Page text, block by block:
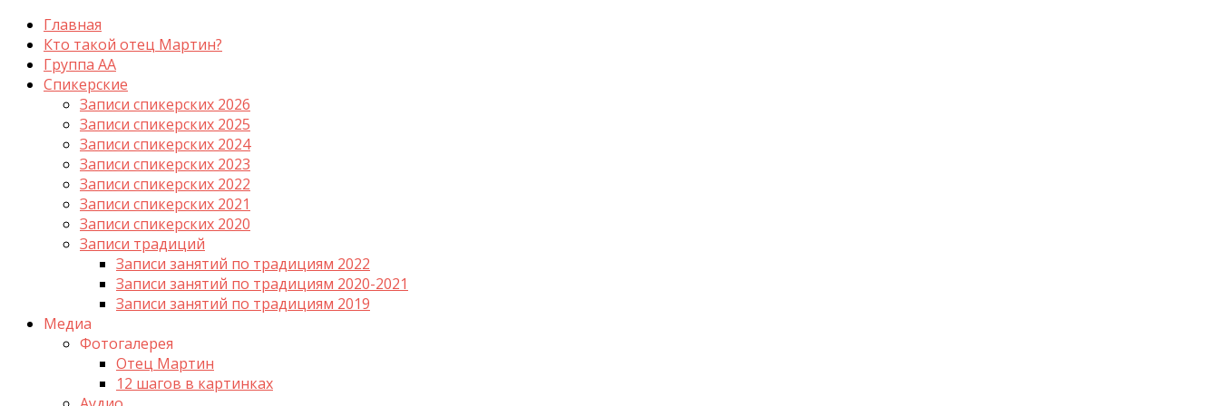
Главная
Кто такой отец Мартин?
Группа АА
Спикерские
Записи спикерских 2026
Записи спикерских 2025
Записи спикерских 2024
Записи спикерских 2023
Записи спикерских 2022
Записи спикерских 2021
Записи спикерских 2020
Записи традиций
Записи занятий по традициям 2022
Записи занятий по традициям 2020-2021
Записи занятий по традициям 2019
Медиа
Фотогалерея
Отец Мартин
12 шагов в картинках